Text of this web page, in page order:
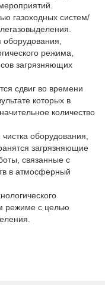
газоходных систем/
режима,
загрязняющих
сдвиг во времени
которых в
количество
оборудования,
загрязняющие
связанные с
в атмосферный
режиме с целью